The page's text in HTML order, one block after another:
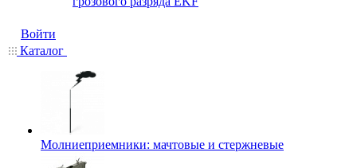
Войти
Каталог
Молниеприемники: мачтовые и стержневые